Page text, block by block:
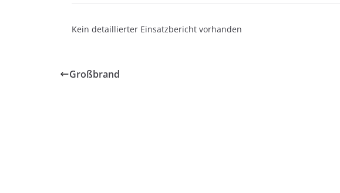
Kein detaillierter Einsatzbericht vorhanden
Großbrand